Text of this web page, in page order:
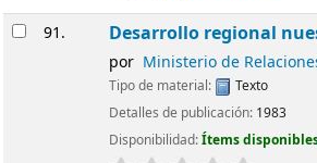
91. Desarrollo regional
por Ministerio de
Tipo de material:
Texto
Detalles de publicación: 1983
Disponibilidad:Ítems